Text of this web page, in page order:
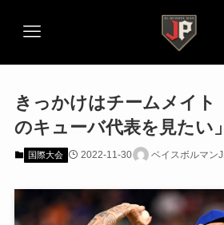
きっかけはチームメイト
のキューバ代表を見たい」
国際大会 2022-11-30 ベイスボルマン